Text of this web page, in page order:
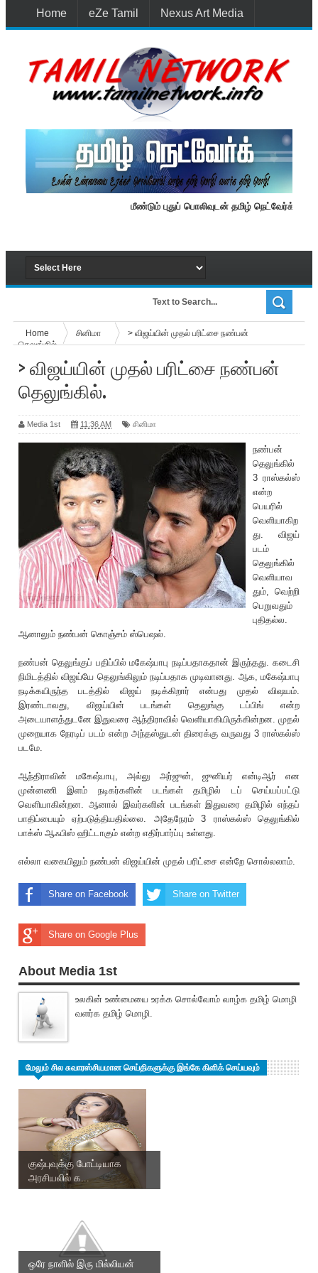
Home eZe Tamil Nexus Art Media
மீண்டும் புதுப் பொலிவுடன் தமிழ் நெட்வேர்க்.
Home சினிமா
> விஜய்யின் முதல் ப‌ரிட்சை நண்பன்
தெலுங்கில்.
> விஜய்யின் முதல் ப‌ரிட்சை நண்பன்
தெலுங்கில்.
Media 1st 11:36 AM சினிமா
நண்பன்
தெலுங்கில்
3 ராஸ்கல்ஸ்
என்ற
பெய‌ரில்
வெளியாகிற
து. விஜய்
படம்
தெலுங்கில்
வெளியாவ
தும், வெற்றி
பெறுவதும்
புதிதல்ல.
ஆனாலும் நண்பன் கொஞ்சம் ஸ்பெஷல்.
நண்பன் தெலுங்குப் பதிப்பில் மகேஷ்பாபு நடிப்பதாகதான் இருந்தது. கடைசி
நிமிடத்தில் விஜய்யே தெலுங்கிலும் நடிப்பதாக முடிவானது. ஆக, மகேஷ்பாபு
நடிக்கயிருந்த படத்தில் விஜய் நடிக்கிறார் என்பது முதல் விஷயம்.
இரண்டாவது, விஜய்யின் படங்கள் தெலுங்கு டப்பிங் என்ற
அடையாளத்துடனே இதுவரை ஆந்திராவில் வெளியாகியிருக்கின்றன. முதல்
முறையாக நேரடிப் படம் என்ற அந்தஸ்துடன் திரைக்கு வருவது 3 ராஸ்கல்ஸ்
படமே.
ஆந்திராவின் மகேஷ்பாபு, அல்லு அர்ஜுன், ஜுனியர் என்டிஆர் என
முன்னணி இளம் நடிகர்களின் படங்கள் தமிழில் டப் செய்யப்பட்டு
வெளியாகின்றன. ஆனால் இவர்களின் படங்கள் இதுவரை தமிழில் எந்தப்
பாதிப்பையும் ஏற்படுத்தியதில்லை. அதேநேரம் 3 ராஸ்கல்ஸ் தெலுங்கில்
பாக்ஸ் ஆஃபிஸ் ஹிட்டாகும் என்ற எதிர்பார்ப்பு உள்ளது.
எல்லா வகையிலும் நண்பன் விஜய்யின் முதல் ப‌ரிட்சை என்றே சொல்லலாம்.
Share on Facebook Share on Twitter
Share on Google Plus
About Media 1st
உலகின் உண்மையை உரக்க சொல்வோம் வாழ்க தமிழ் மொழி
வளர்க தமிழ் மொழி.
மேலும் சில சுவாரஸ்சியமான செய்திகளுக்கு இங்கே கிளிக் செய்யவும்
குஷ்புவுக்கு போட்டியாக
அரசியலில் க...
ஒரே நாளில் இரு மில்லியன்